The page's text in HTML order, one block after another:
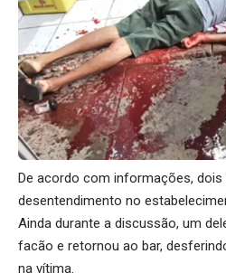
De acordo com informações,
desentendimento no
Ainda durante a discussão, um
facão e retornou ao bar,
na vítima.